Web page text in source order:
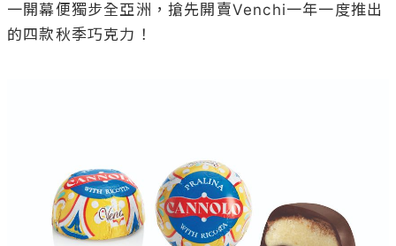
一開幕便獨步全亞洲，搶先開賣Venchi一年一度推出
的四款秋季巧克力！